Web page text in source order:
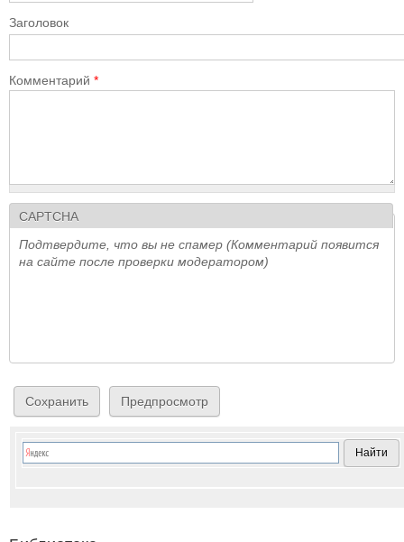
Заголовок
Комментарий *
CAPTCHA
Подтвердите, что вы не спамер (Комментарий появится
на сайте после проверки модератором)